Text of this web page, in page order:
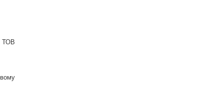
ТОВ